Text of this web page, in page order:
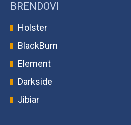
BRENDOVI
Holster
BlackBurn
Element
Darkside
Jibiar